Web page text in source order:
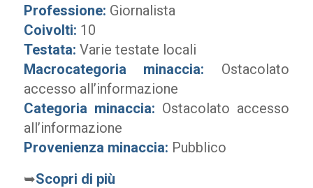
Professione: Giornalista
Coivolti: 10
Testata: Varie testate locali
Macrocategoria minaccia: Ostacolato
accesso all’informazione
Categoria minaccia: Ostacolato accesso
all’informazione
Provenienza minaccia: Pubblico
➥Scopri di più